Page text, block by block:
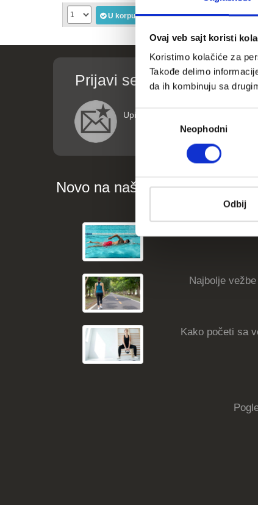
Ovaj veb sajt koristi
Koristimo kolačiće za
Takođe delimo
da ih kombinuju sa
Избор
сагласностиNeophodni
Odbij
U korpu U korpu
Prijavi se za informacije
Upišite vaše podatke (ime i email
Novo na našem blogu
Najbolje
Kako početi sa